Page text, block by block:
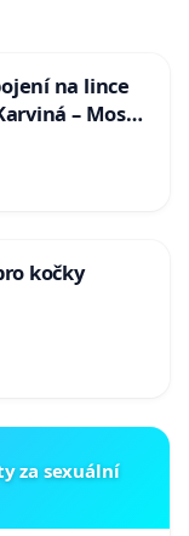
na lince
– Mosty
kočky
za sexuální